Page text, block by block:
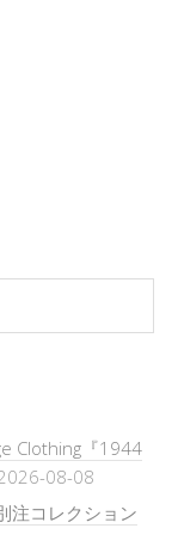
Clothing『1944
08-08
注コレクション